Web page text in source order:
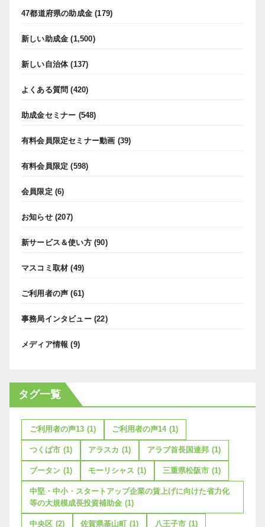
47都道府県の助成金 (179)
新しい助成金 (1,500)
新しい自治体(137)
よくある質問 (420)
助成金セミナー (548)
有料会員限定セミナー動画 (39)
有料会員限定 (598)
会員限定 (6)
お知らせ(207)
新サービス＆使い方(90)
マスコミ取材 (49)
ご利用者の声 (61)
事務局インタビュー(22)
メディア情報 (9)
タグ一覧
ご利用者の声13 (1) ご利用者の声14 (1)
つくば市 (1) アラスカ (1) アラブ首長国連邦 (1)
ブータン (1) モーリシャス (1) 三重県松阪市 (1)
中堅・中小・スタートアップ企業の賃上げに向けた省力化
等の大規模成長投資補助金 (1)
中央区 (2) 佐賀県基山町 (1) 八王子市 (1)